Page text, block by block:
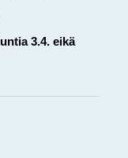
3.4. eikä